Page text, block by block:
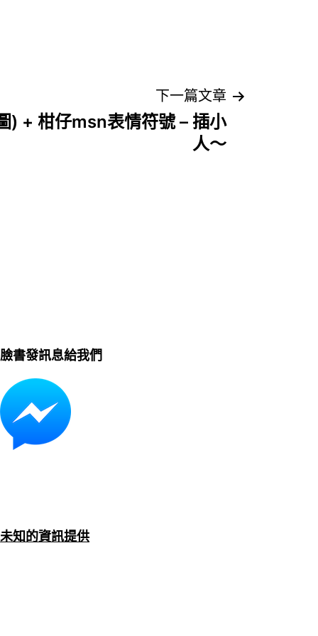
下一篇文章
) + 柑仔msn表情符號 – 插小
人～
臉書發訊息給我們
未知的資訊提供